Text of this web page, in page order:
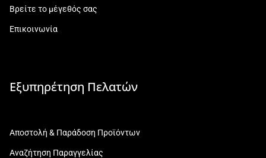
Βρείτε το μέγεθός σας
Επικοινωνία
Εξυπηρέτηση Πελατών
Αποστολή & Παράδοση Προϊόντων
Αναζήτηση Παραγγελίας